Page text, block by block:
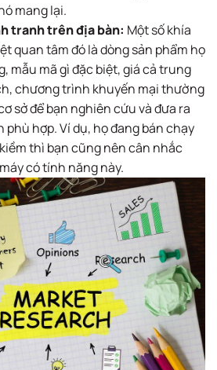
mang lại.
tranh trên địa bàn: Một số khía
quan tâm đó là dòng sản phẩm họ
mẫu mã gì đặc biệt, giá cả trung
chương trình khuyến mại thường
sở để bạn nghiên cứu và đưa ra
hợp. Ví dụ, họ đang bán chạy
thì bạn cũng nên cân nhắc
có tính năng này.